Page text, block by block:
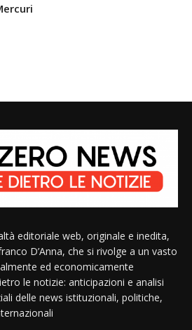
editoriale web, originale e inedita,
D’Anna, che si rivolge a un vasto
ed economicamente
le notizie: anticipazioni e analisi
delle news istituzionali, politiche,